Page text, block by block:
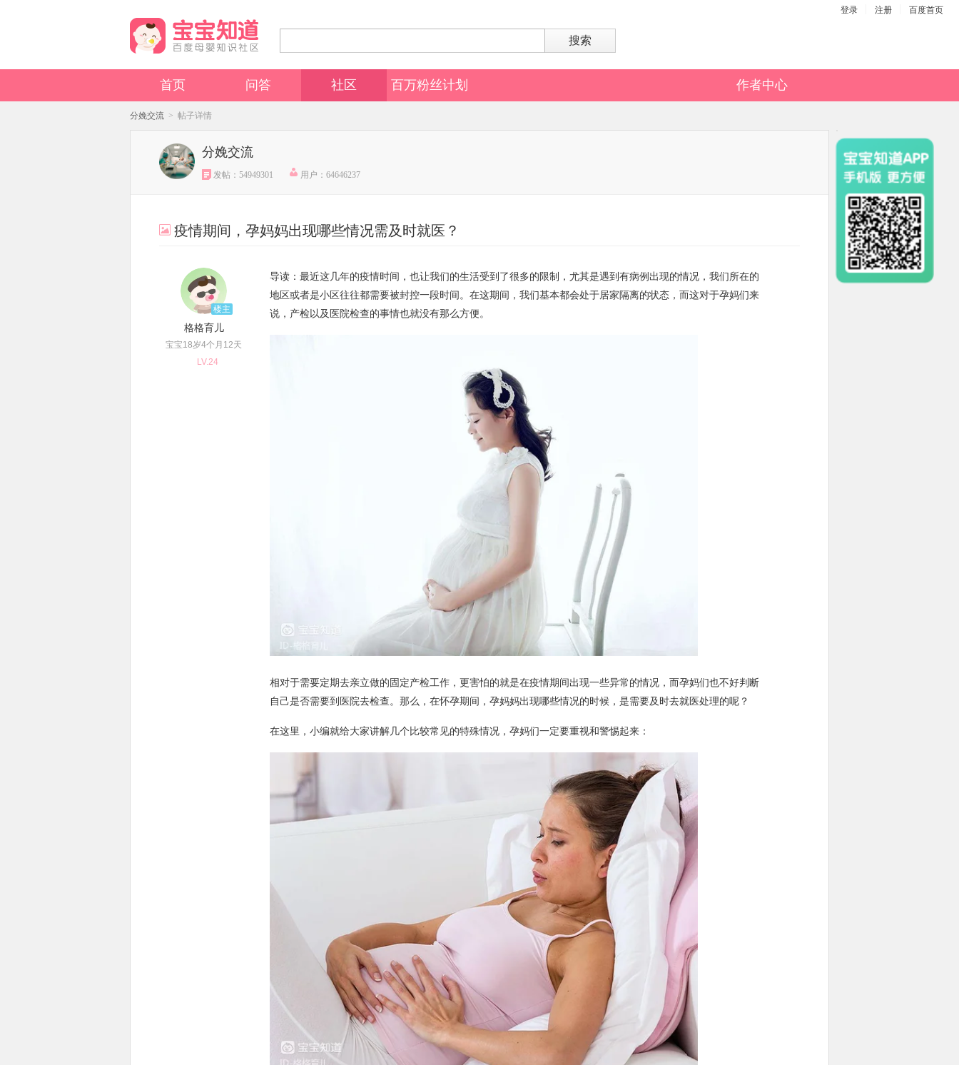
登录 注册 百度首页
搜索
首页 问答 社区 百万粉丝计划 作者中心
分娩交流 > 帖子详情
分娩交流
发帖：54949301 用户：64646237
疫情期间，孕妈妈出现哪些情况需及时就医？
楼主
格格育儿
宝宝18岁4个月12天
LV.24
导读：最近这几年的疫情时间，也让我们的生活受到了很多的限制，尤其是遇到有病例出现的情况，我们所在的
地区或者是小区往往都需要被封控一段时间。在这期间，我们基本都会处于居家隔离的状态，而这对于孕妈们来
说，产检以及医院检查的事情也就没有那么方便。
相对于需要定期去亲立做的固定产检工作，更害怕的就是在疫情期间出现一些异常的情况，而孕妈们也不好判断
自己是否需要到医院去检查。那么，在怀孕期间，孕妈妈出现哪些情况的时候，是需要及时去就医处理的呢？
在这里，小编就给大家讲解几个比较常见的特殊情况，孕妈们一定要重视和警惕起来：